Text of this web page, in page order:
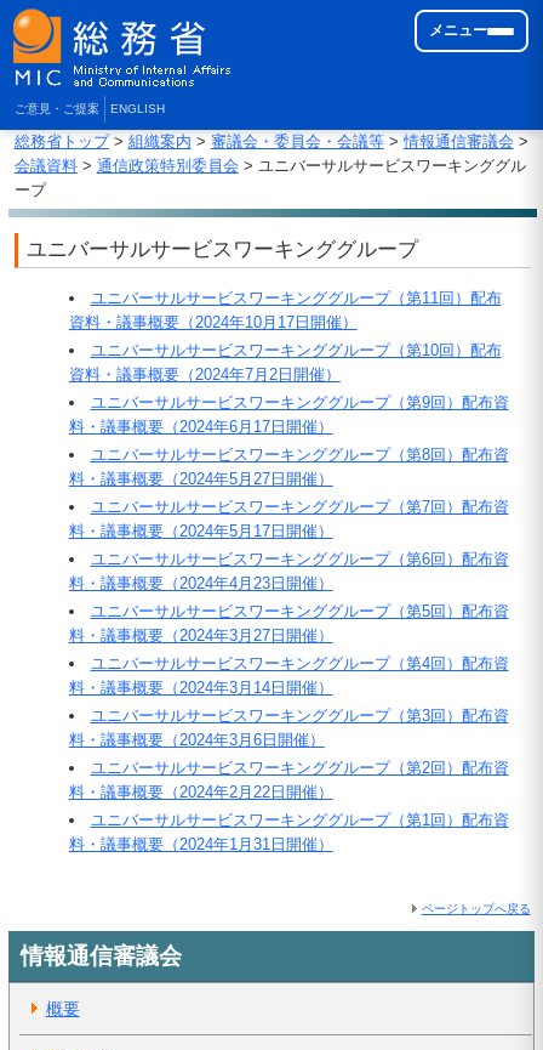
ご意見・ご提案 ENGLISH
メニュー
総務省トップ> 組織案内 > 審議会・委員会・会議等>情報通信審議会 >
会議資料> 通信政策特別委員会 > ユニバーサルサービスワーキンググル
ープ
ユニバーサルサービスワーキンググループ
ユニバーサルサービスワーキンググループ（第11回）配布
資料・議事概要（2024年10月17日開催）
ユニバーサルサービスワーキンググループ（第10回）配布
資料・議事概要（2024年7月2日開催）
ユニバーサルサービスワーキンググループ（第9回）配布資
料・議事概要（2024年6月17日開催）
ユニバーサルサービスワーキンググループ（第8回）配布資
料・議事概要（2024年5月27日開催）
ユニバーサルサービスワーキンググループ（第7回）配布資
料・議事概要（2024年5月17日開催）
ユニバーサルサービスワーキンググループ（第6回）配布資
料・議事概要（2024年4月23日開催）
ユニバーサルサービスワーキンググループ（第5回）配布資
料・議事概要（2024年3月27日開催）
ユニバーサルサービスワーキンググループ（第4回）配布資
料・議事概要（2024年3月14日開催）
ユニバーサルサービスワーキンググループ（第3回）配布資
料・議事概要（2024年3月6日開催）
ユニバーサルサービスワーキンググループ（第2回）配布資
料・議事概要（2024年2月22日開催）
ユニバーサルサービスワーキンググループ（第1回）配布資
料・議事概要（2024年1月31日開催）
ページトップへ戻る
情報通信審議会
概要